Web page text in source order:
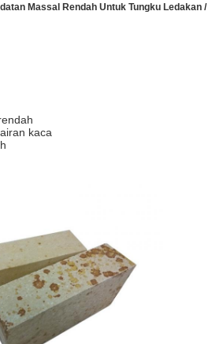
Massal Rendah Untuk Tungku Ledakan /
kaca